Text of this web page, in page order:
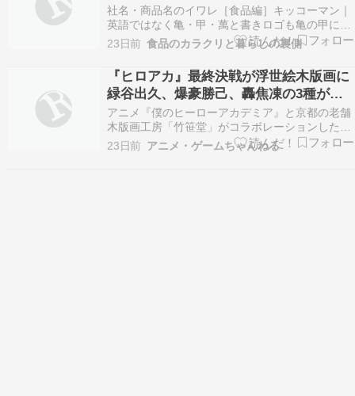
社名・商品名のイワレ［食品編］キッコーマン｜
英語ではなく亀・甲・萬と書きロゴも亀の甲に萬
の印です ブログ移転をしたため、日時等に整合性
がありません（２０２２年６月時）。◆赤いキャ
ップの三角形の卓上瓶は有名工業デザイナー榮久
庵憲司の作〓和食の調味料のベースと言えば醤油
ですが、代表…
23日前 食品のカラクリと暮らしの裏側
『ヒロアカ』最終決戦が浮世絵木版画に
緑谷出久、爆豪勝己、轟焦凍の3種が額
装付きの本格仕様で登場
アニメ『僕のヒーローアカデミア』と京都の老舗
木版画工房「竹笹堂」がコラボレーションした。
キャラクターたちを江戸時代から続く浮世絵木版
画の技法で描き出したアート作品が、31日より販
23日前 アニメ・ゲームちゃんねる